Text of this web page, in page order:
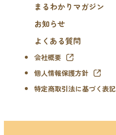
まるわかりマガジン
お知らせ
よくある質問
会社概要
個人情報保護方針
特定商取引法に基づく表記